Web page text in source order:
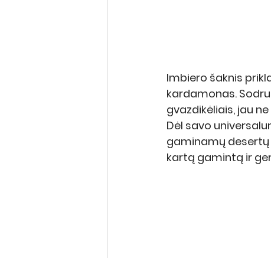
Imbiero šaknis
kardamonas.
gvazdikėliais, jau
Dėl savo
gaminamų desertų
kartą gamintą ir